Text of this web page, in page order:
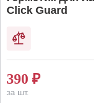
Click Guard
390 ₽
за шт.